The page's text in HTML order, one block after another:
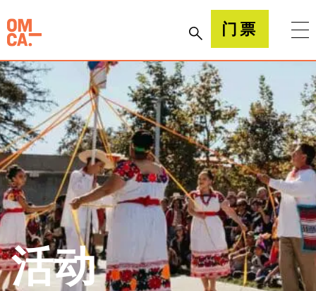
到
内
容
加州奥克兰博物馆(OMCA) 门票
活动